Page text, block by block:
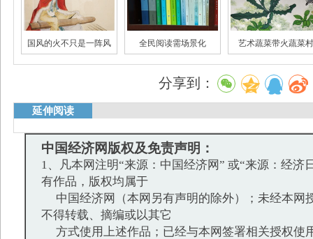
大数据里唐宋诗词世界 “跑偏”的影视营销 年轻人为何热衷国潮
分享到：
延伸阅读
中国经济网版权及免责声明：
1、凡本网注明“来源：中国经济网” 或“来源：经济
有作品，版权均属于
中国经济网（本网另有声明的除外）；未经本网
不得转载、摘编或以其它
方式使用上述作品；已经与本网签署相关授权使